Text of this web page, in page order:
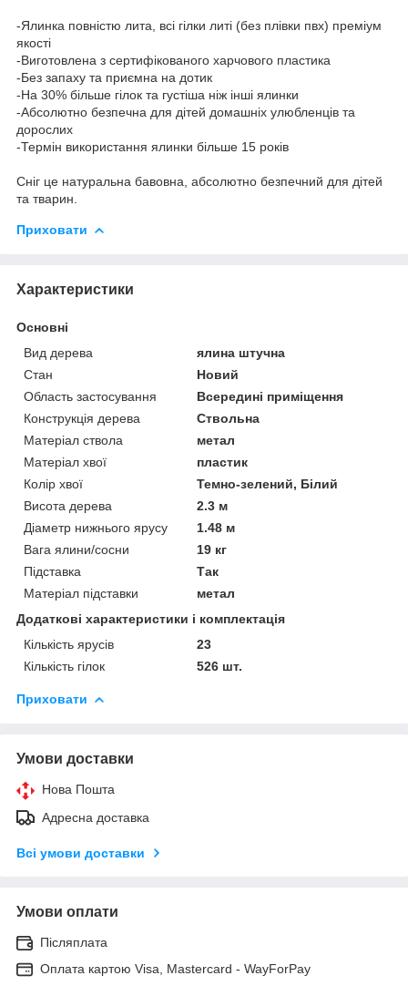
-Ялинка повністю лита, всі гілки литі (без плівки пвх) преміум
якості
-Виготовлена з сертифікованого харчового пластика
-Без запаху та приємна на дотик
-На 30% більше гілок та густіша ніж інші ялинки
-Абсолютно безпечна для дітей домашніх улюбленців та
дорослих
-Термін використання ялинки більше 15 років
Сніг це натуральна бавовна, абсолютно безпечний для дітей
та тварин.
Приховати
Характеристики
Основні
Вид дерева
ялина штучна
Стан
Новий
Область застосування
Всередині приміщення
Конструкція дерева
Ствольна
Матеріал ствола
метал
Матеріал хвої
пластик
Колір хвої
Темно-зелений, Білий
Висота дерева
2.3 м
Діаметр нижнього ярусу
1.48 м
Вага ялини/сосни
19 кг
Підставка
Так
Матеріал підставки
метал
Додаткові характеристики і комплектація
Кількість ярусів
23
Кількість гілок
526 шт.
Приховати
Умови доставки
Нова Пошта
Адресна доставка
Всі умови доставки
Умови оплати
Післяплата
Оплата картою Visa, Mastercard - WayForPay